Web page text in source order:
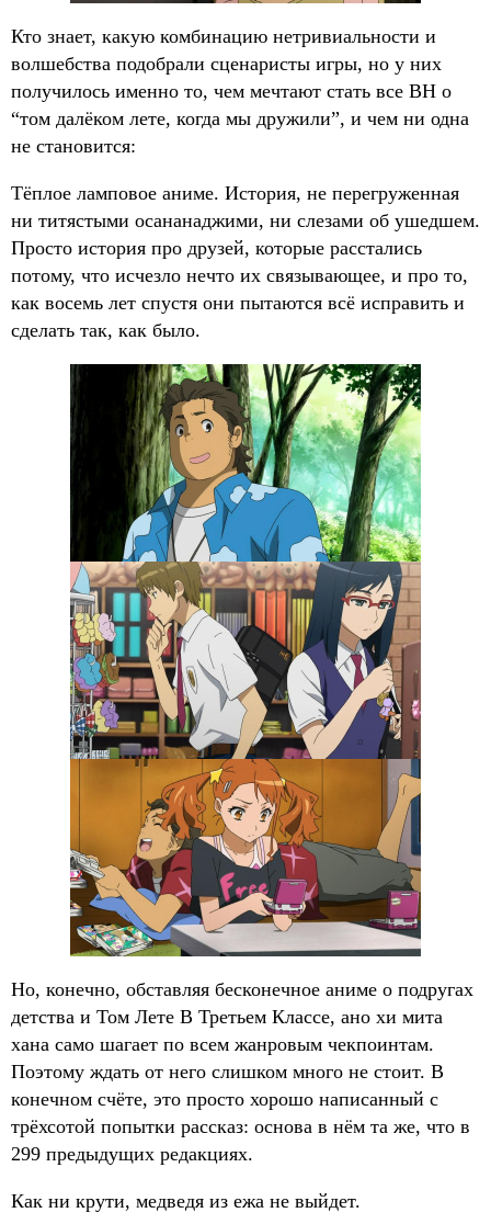
Кто знает, какую комбинацию нетривиальности и
волшебства подобрали сценаристы игры, но у них
получилось именно то, чем мечтают стать все ВН о
“том далёком лете, когда мы дружили”, и чем ни одна
не становится:
Тёплое ламповое аниме. История, не перегруженная
ни титястыми осананаджими, ни слезами об ушедшем.
Просто история про друзей, которые расстались
потому, что исчезло нечто их связывающее, и про то,
как восемь лет спустя они пытаются всё исправить и
сделать так, как было.
Но, конечно, обставляя бесконечное аниме о подругах
детства и Том Лете В Третьем Классе, ано хи мита
хана само шагает по всем жанровым чекпоинтам.
Поэтому ждать от него слишком много не стоит. В
конечном счёте, это просто хорошо написанный с
трёхсотой попытки рассказ: основа в нём та же, что в
299 предыдущих редакциях.
Как ни крути, медведя из ежа не выйдет.